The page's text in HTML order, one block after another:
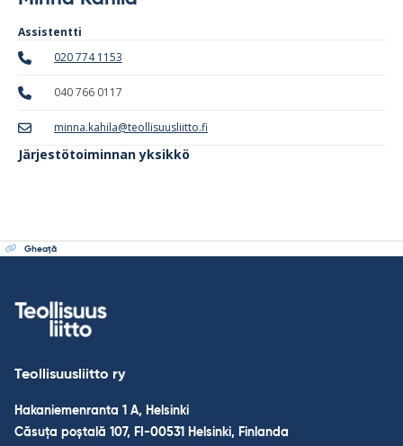
Assistentti
020 774 1153
040 766 0117
minna.kahila@teollisuusliitto.fi
Järjestötoiminnan yksikkö
Gheaţă
Teollisuusliitto ry
Hakaniemenranta 1 A, Helsinki
Căsuța poștală 107, FI-00531 Helsinki, Finlanda